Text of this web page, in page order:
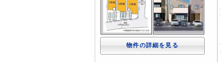
物件の詳細を見る